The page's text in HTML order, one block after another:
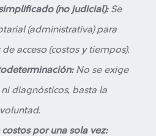
(no judicial): Se
(administrativa) para
acceso (costos y tiempos).
No se exige
diagnósticos, basta la
por una sola vez: